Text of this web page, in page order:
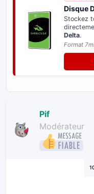
Disque
Stockez
Delta.
Format
Pif
Modérateur